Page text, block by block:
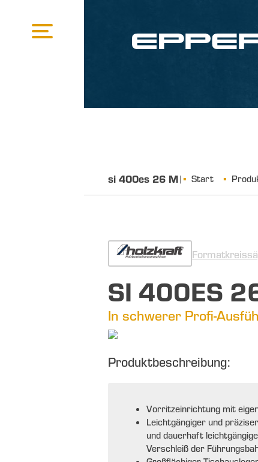
si 400es 26 M| Start
SI 400ES
In schwerer Profi-
Produktbeschreibung:
Vorritzeinrichtung mit
Leichtgängiger und
und dauerhaft
Verschleiß der